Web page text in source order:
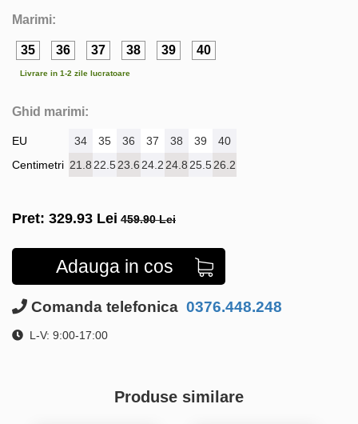
Marimi:
35 36 37 38 39 40
Livrare in 1-2 zile lucratoare
Ghid marimi:
EU
Centimetri
34 35 36 37 38 39
40
21.8 22.523.6 24.2 24.8 25.526.2
Pret: 329.93 Lei 459.90 Lei
Adauga in cos
Comanda telefonica 0376.448.248
L-V: 9:00-17:00
Produse similare